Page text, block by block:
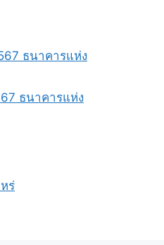
ธนาคารแห่ง
ธนาคารแห่ง
ร่